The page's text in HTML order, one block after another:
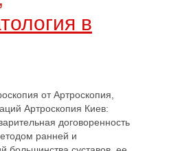
в
от Артроскопия,
Артроскопия Киев:
договоренность
ранней и